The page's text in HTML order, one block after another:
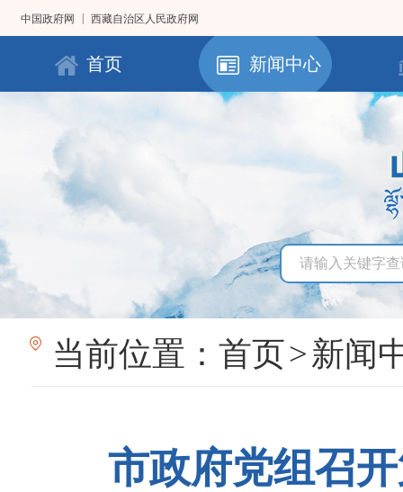
中国政府网 西藏自治区人民政府网
首页 新闻中心
当前位置： 首页>新闻
市政府党组召